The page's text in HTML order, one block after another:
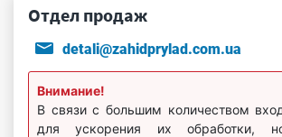
Отдел продаж
detali@zahidprylad.com.ua
Внимание!
В связи с большим количеством
для ускорения их обработки,